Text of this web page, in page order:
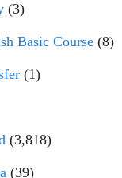
(3)
Basic Course (8)
(1)
(3,818)
(39)